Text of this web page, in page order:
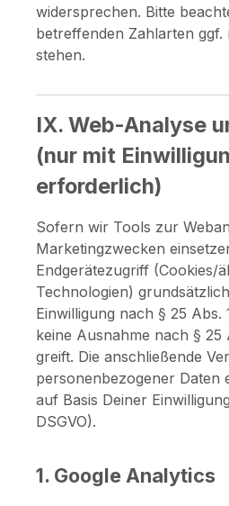
widersprechen. Bitte
betreffenden Zahlarten
stehen.
IX. Web-Analyse
(nur mit
erforderlich)
Sofern wir Tools zur
Marketingzwecken
Endgerätezugriff (Cookies/
Technologien)
Einwilligung nach § 25 Abs.
keine Ausnahme nach § 25
greift. Die anschließende
personenbezogener Daten
auf Basis Deiner
DSGVO).
1. Google Analytics